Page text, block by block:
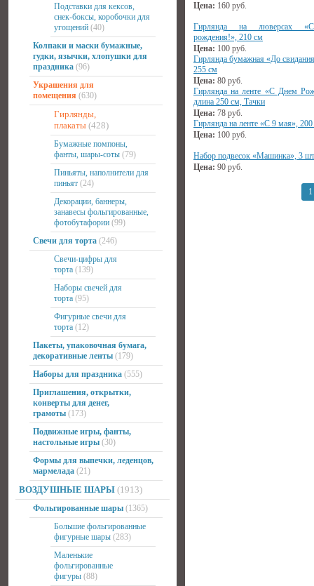
Подставки для кексов,
снек-боксы, коробочки для
угощений (40)
Колпаки и маски бумажные,
гудки, язычки, хлопушки для
праздника (96)
Украшения для
помещения (630)
Гирлянды,
плакаты (428)
Бумажные помпоны,
фанты, шары-соты (79)
Пиньяты, наполнители для
пиньят (24)
Декорации, баннеры,
занавесы фольгированные,
фотобутафории (99)
Свечи для торта (246)
Свечи-цифры для
торта (139)
Наборы свечей для
торта (95)
Фигурные свечи для
торта (12)
Пакеты, упаковочная бумага,
декоративные ленты (179)
Наборы для праздника (555)
Приглашения, открытки,
конверты для денег,
грамоты (173)
Подвижные игры, фанты,
настольные игры (30)
Формы для выпечки, леденцов,
мармелада (21)
ВОЗДУШНЫЕ ШАРЫ (1913)
Фольгированные шары (1365)
Большие фольгированные
фигурные шары (283)
Маленькие
фольгированные
фигуры (88)
Цена: 160 руб.
Гирлянда на люверсах
рождения!», 210 см
Цена: 100 руб.
Гирлянда бумажная «До
255 см
Цена: 80 руб.
Гирлянда на ленте «С Днем
длина 250 см, Тачки
Цена: 78 руб.
Гирлянда на ленте «С 9 мая»,
Цена: 100 руб.
Набор подвесок «Машинка», 3 шт
Цена: 90 руб.
1